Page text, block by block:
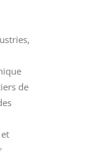
de